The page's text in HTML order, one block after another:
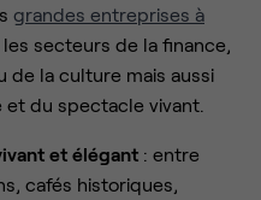
grandes entreprises à
les secteurs de la finance,
de la culture mais aussi
du spectacle vivant.
et élégant : entre
cafés historiques,